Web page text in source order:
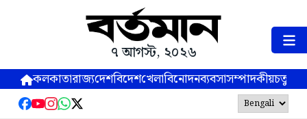
৭ আগস্ট, ২০২৬
কলকাতারাজ্যদেশবিদেশখেলাবিনোদনব্যবসাসম্পাদকীয়